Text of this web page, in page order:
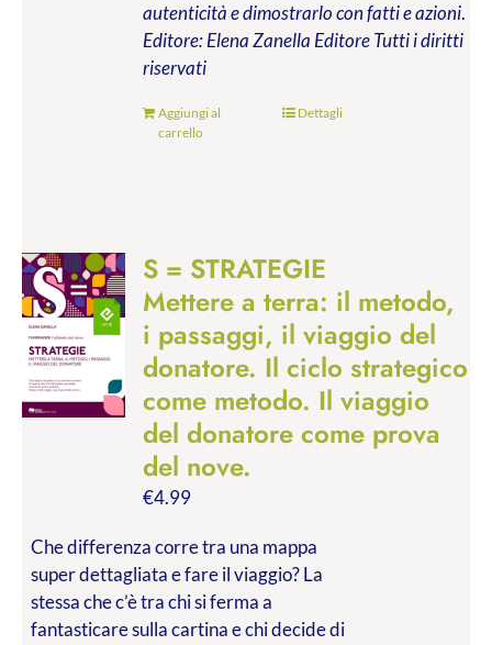
autenticità e dimostrarlo con fatti e azioni.
Editore: Elena Zanella EditoreTutti i diritti
riservati
Aggiungi al
carrello
Dettagli
S = STRATEGIE
Mettere a terra: il metodo,
i passaggi, il viaggio del
donatore. Il ciclo strategico
come metodo. Il viaggio
del donatore come prova
del nove.
€4.99
Che differenza corre tra una mappa
super dettagliata e fare il viaggio? La
stessa che c’è tra chi si ferma a
fantasticare sulla cartina e chi decide di